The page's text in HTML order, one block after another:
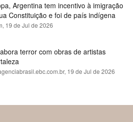
Argentina tem incentivo à imigração
Constituição e foi de país indígena
19 de Jul de 2026
terror com obras de artistas
19 de Jul de 2026